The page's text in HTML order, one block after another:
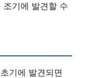
조기에 발견할 수
기에 발견되면